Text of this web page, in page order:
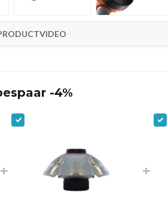
-4%
+ +